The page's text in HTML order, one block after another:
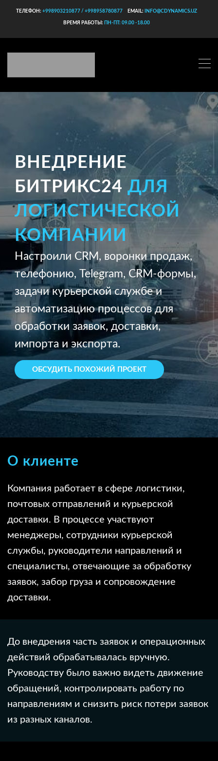
ТЕЛЕФОН: +998903210877 / +998958780877 EMAIL: INFO@CDYNAMICS.UZ
ВРЕМЯ РАБОТЫ: ПН-ПТ: 09.00 -18.00
ВНЕДРЕНИЕ
БИТРИКС24ДЛЯ
ЛОГИСТИЧЕСКОЙ
КОМПАНИИ
Настроили CRM, воронки продаж,
телефонию, Telegram, CRM-формы,
задачи курьерской службе и
автоматизацию процессов для
обработки заявок, доставки,
импорта и экспорта.
ОБСУДИТЬ ПОХОЖИЙ ПРОЕКТ
О клиенте
Компания работает в сфере логистики,
почтовых отправлений и курьерской
доставки. В процессе участвуют
менеджеры, сотрудники курьерской
службы, руководители направлений и
специалисты, отвечающие за обработку
заявок, забор груза и сопровождение
доставки.
До внедрения часть заявок и операционных
действий обрабатывалась вручную.
Руководству было важно видеть движение
обращений, контролировать работу по
направлениям и снизить риск потери заявок
из разных каналов.